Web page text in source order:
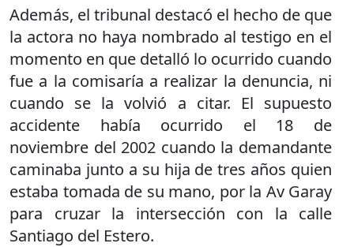
Además, el tribunal destacó el hecho de que
la actora no haya nombrado al testigo en el
momento en que detalló lo ocurrido cuando
fue a la comisaría a realizar la denuncia, ni
cuando se la volvió a citar. El supuesto
accidente había ocurrido el 18 de
noviembre del 2002 cuando la demandante
caminaba junto a su hija de tres años quien
estaba tomada de su mano, por la Av Garay
para cruzar la intersección con la calle
Santiago del Estero.